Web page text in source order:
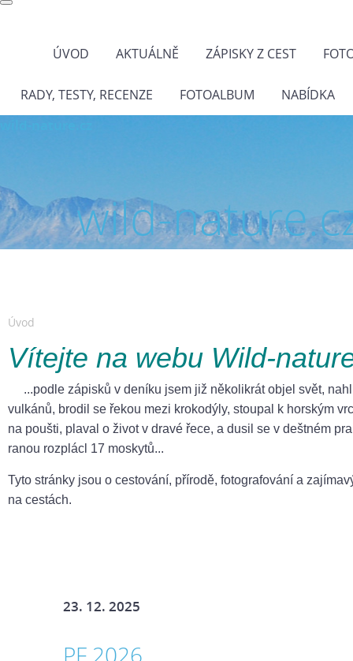
ÚVOD AKTUÁLNĚ ZÁPISKY Z CEST
RADY, TESTY, RECENZE FOTOALBUM NABÍDKA
wild-
Úvod
Vítejte na webu Wild-
...podle zápisků v deníku jsem již několikrát objel svět,
vulkánů, brodil se řekou mezi krokodýly, stoupal k horským
na poušti, plaval o život v dravé řece, a dusil se v deštném
ranou rozplácl 17 moskytů...
Tyto stránky jsou o cestování, přírodě, fotografování a
na cestách.
23. 12. 2025
PF 2026